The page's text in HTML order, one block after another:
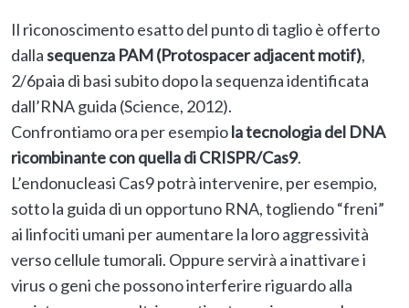
Il riconoscimento esatto del punto di taglio è offerto
dallasequenza PAM (Protospacer adjacent motif),
2/6paia di basi subito dopo la sequenza identificata
dall’RNA guida (Science, 2012).
Confrontiamo ora per esempiola tecnologia del DNA
ricombinante con quella di CRISPR/Cas9.
L’endonucleasi Cas9 potrà intervenire, per esempio,
sotto la guida di un opportuno RNA, togliendo “freni”
ai linfociti umani per aumentare la loro aggressività
verso cellule tumorali. Oppure servirà a inattivare i
virus o geni che possono interferire riguardo alla